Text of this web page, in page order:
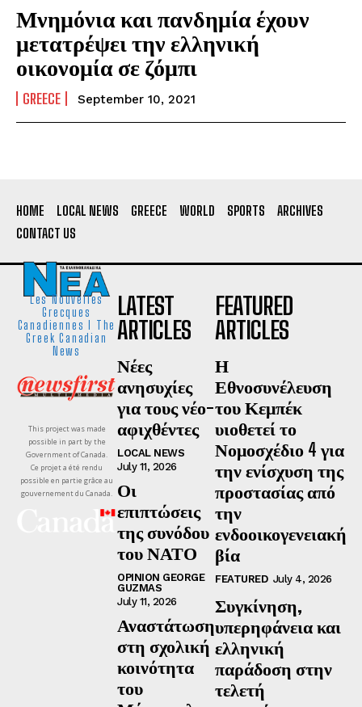
Μνημόνια και πανδημία έχουν
μετατρέψει την ελληνική
οικονομία σε ζόμπι
GREECE September 10, 2021
HOME LOCAL NEWS GREECE WORLD SPORTS
ARCHIVES
CONTACT US
Les Nouvelles
Grecques
Canadiennes I The
Greek Canadian
News
This project was made
possible in part by the
Government of Canada.
Ce projet a été rendu
possible en partie grâce au
gouvernement du Canada.
LATEST
ARTICLES
Νέες
ανησυχίες
για τους νέο-
αφιχθέντες
LOCAL NEWS
July 11, 2026
Οι
επιπτώσεις
της συνόδου
του ΝΑΤΟ
OPINION GEORGE
GUZMAS
July 11, 2026
Αναστάτωση
στη σχολική
κοινότητα
του
FEATURED
ARTICLES
Η
Εθνοσυνέλευση
του Κεμπέκ
υιοθετεί το
Νομοσχέδιο 4 για
την ενίσχυση της
προστασίας από
την
ενδοοικογενειακή
βία
FEATURED July 4, 2026
Συγκίνηση,
υπερηφάνεια και
ελληνική
παράδοση στην
τελετή